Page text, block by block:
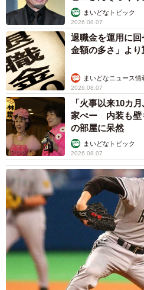
まいどなトピック
2026.08.07
退職金を運用に
金額の多さ」よ
まいどなニュース情
2026.08.07
「火事以来10カ
家ぺー 内装も壁
の部屋に呆然
まいどなトピック
2026.08.07